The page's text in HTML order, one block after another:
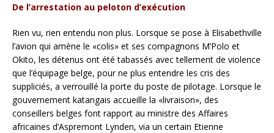
De l’arrestation au peloton d’exécution
Rien vu, rien entendu non plus. Lorsque se pose à Elisabethville
l’avion qui amène le «colis» et ses compagnons M’Polo et
Okito, les détenus ont été tabassés avec tellement de violence
que l’équipage belge, pour ne plus entendre les cris des
suppliciés, a verrouillé la porte du poste de pilotage. Lorsque le
gouvernement katangais accueille la «livraison», des
conseillers belges font rapport au ministre des Affaires
africaines d’Aspremont Lynden, via un certain Etienne